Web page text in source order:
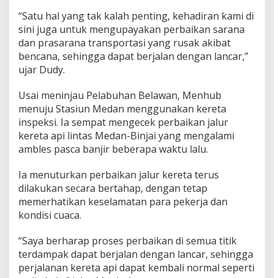
“Satu hal yang tak kalah penting, kehadiran kami di
sini juga untuk mengupayakan perbaikan sarana
dan prasarana transportasi yang rusak akibat
bencana, sehingga dapat berjalan dengan lancar,”
ujar Dudy.
Usai meninjau Pelabuhan Belawan, Menhub
menuju Stasiun Medan menggunakan kereta
inspeksi. Ia sempat mengecek perbaikan jalur
kereta api lintas Medan-Binjai yang mengalami
ambles pasca banjir beberapa waktu lalu.
Ia menuturkan perbaikan jalur kereta terus
dilakukan secara bertahap, dengan tetap
memerhatikan keselamatan para pekerja dan
kondisi cuaca.
“Saya berharap proses perbaikan di semua titik
terdampak dapat berjalan dengan lancar, sehingga
perjalanan kereta api dapat kembali normal seperti